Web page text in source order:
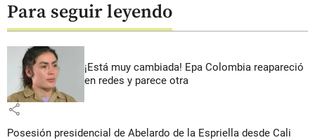
Para seguir leyendo
¡Está muy cambiada! Epa Colombia reapareció
en redes y parece otra
share
Posesión presidencial de Abelardo de la Espriella desde Cali